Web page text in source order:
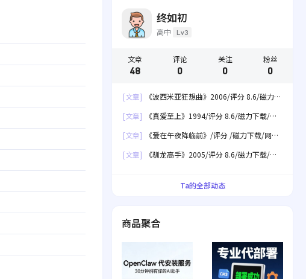
终如初
高中 Lv3
文章
48
评论
0
关注
0
粉丝
0
[文章]
《波西米亚狂想曲》2006/评分 8.6/磁力下
[文章]
《真爱至上》1994/评分 8.6/磁力下载/网
[文章]
《爱在午夜降临前》/评分 /磁力下载/网盘
[文章]
《驯龙高手》2005/评分 8.6/磁力下载/网
Ta的全部动态
商品聚合